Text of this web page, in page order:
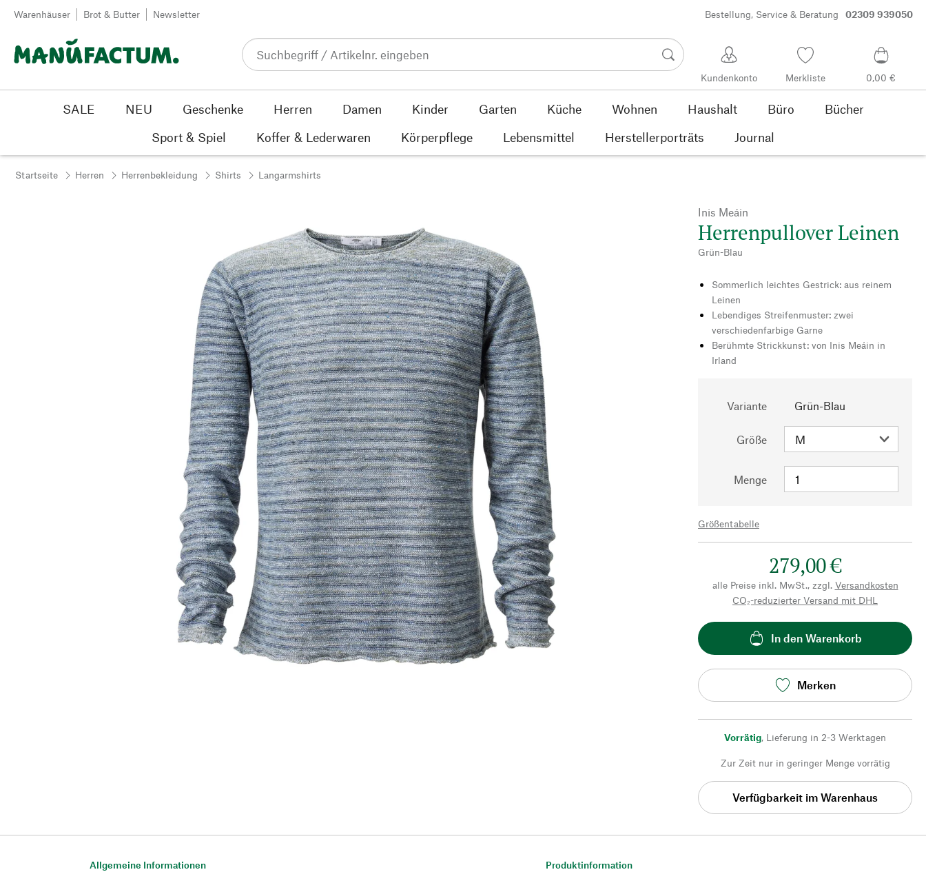
Zum Inhalt springen
Warenhäuser Brot & Butter Newsletter Bestellung, Service & Beratung 02309 939050
Kundenkonto Merkliste 0,00 €
SALE NEU Geschenke Herren Damen Kinder Garten Küche Wohnen Haushalt Büro
Bücher
Sport & Spiel
Koffer & Lederwaren Körperpflege Lebensmittel Herstellerporträts Journal
Startseite Herren Herrenbekleidung Shirts Langarmshirts
Inis Meáin
Herrenpullover Leinen
Grün-Blau
Sommerlich leichtes Gestrick: aus reinem
Leinen
Lebendiges Streifenmuster: zwei
verschiedenfarbige Garne
Berühmte Strickkunst: von Inis Meáin in
Irland
Variante Grün-Blau
Größe
Menge
Größentabelle
279,00 €
alle Preise inkl. MwSt., zzgl. Versandkosten
CO₂-reduzierter Versand mit DHL
In den Warenkorb
Merken
Vorrätig, Lieferung in 2-3 Werktagen
Zur Zeit nur in geringer Menge vorrätig
Verfügbarkeit im Warenhaus
Allgemeine Informationen Produktinformation